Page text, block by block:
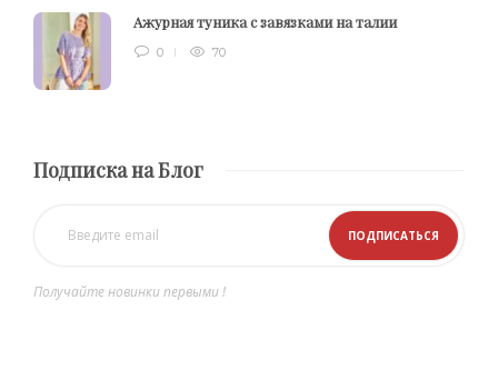
Ажурная туника с завязками на талии
0 70
Подписка на Блог
Получайте новинки первыми !